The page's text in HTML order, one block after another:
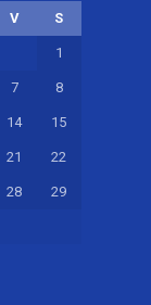
V S
1
7 8
14 15
21 22
28 29